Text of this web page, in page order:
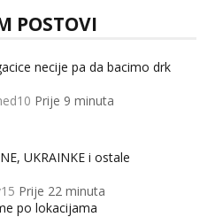
POSTOVI
necije pa da bacimo drk
Prije 9 minuta
UKRAINKE i ostale
Prije 22 minuta
po lokacijama